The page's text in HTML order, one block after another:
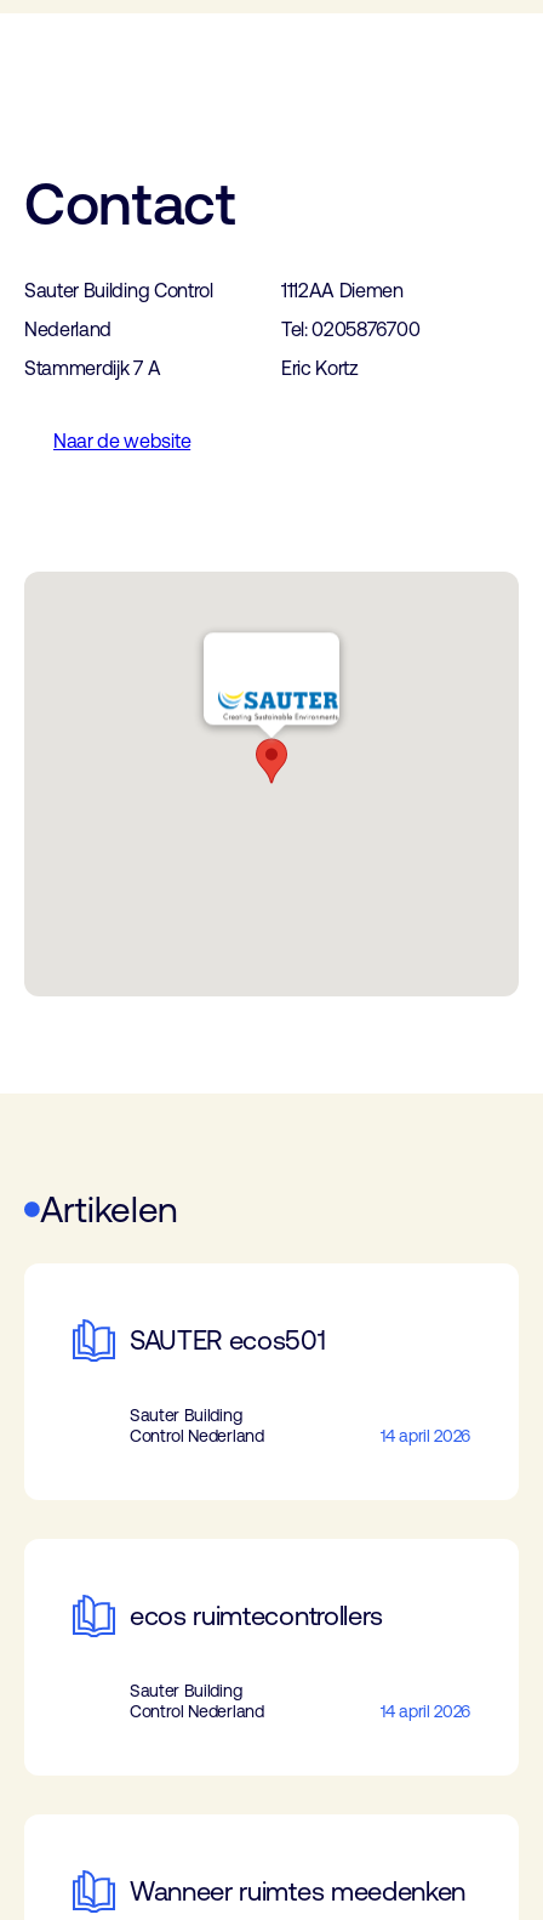
Contact
Sauter Building Control
Nederland
Stammerdijk 7 A
1112AA Diemen
Tel: 0205876700
Eric Kortz
Naar de website
Artikelen
SAUTER ecos501
Sauter Building
Control Nederland
14 april 2026
ecos ruimtecontrollers
Sauter Building
Control Nederland
14 april 2026
Wanneer ruimtes meedenken